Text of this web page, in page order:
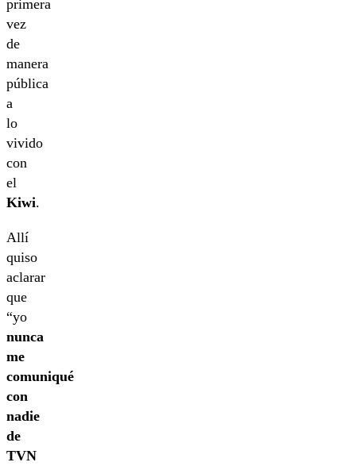
primera
vez
de
manera
pública
a
lo
vivido
con
el
Kiwi.
Allí
quiso
aclarar
que
“yo
nunca
me
comuniqué
con
nadie
de
TVN